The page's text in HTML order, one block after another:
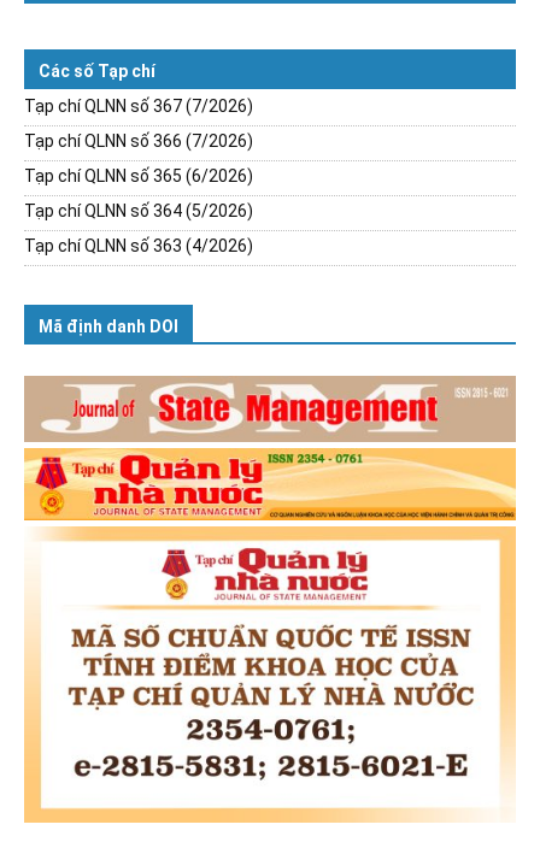
Các số Tạp chí
Tạp chí QLNN số 367 (7/2026)
Tạp chí QLNN số 366 (7/2026)
Tạp chí QLNN số 365 (6/2026)
Tạp chí QLNN số 364 (5/2026)
Tạp chí QLNN số 363 (4/2026)
Mã định danh DOI